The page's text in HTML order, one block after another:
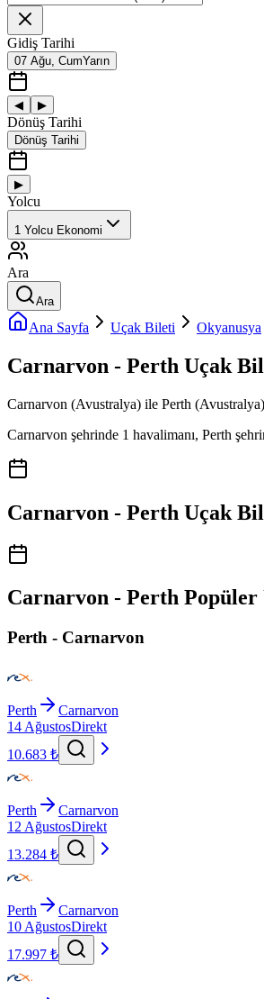
Gidiş Tarihi
07 Ağu, CumYarın
◀ ▶
Dönüş Tarihi
Dönüş Tarihi
▶
Yolcu
1 Yolcu Ekonomi
Ara
Ara
Ana Sayfa Uçak Bileti Okyanusya
Carnarvon - Perth Uçak
Carnarvon (Avustralya) ile Perth
Carnarvon şehrinde 1 havalimanı, Perth
Carnarvon - Perth Uçak
Carnarvon - Perth Popüler
Perth - Carnarvon
Perth
Carnarvon
14 AğustosDirekt
10.683 ₺
Perth
Carnarvon
12 AğustosDirekt
13.284 ₺
Perth
Carnarvon
10 AğustosDirekt
17.997 ₺